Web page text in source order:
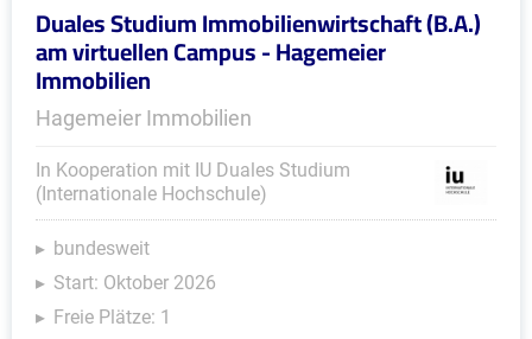
Duales Studium Immobilienwirtschaft (B.A.)
am virtuellen Campus - Hagemeier
Immobilien
Hagemeier Immobilien
In Kooperation mit IU Duales Studium
(Internationale Hochschule)
bundesweit
Start: Oktober 2026
Freie Plätze: 1